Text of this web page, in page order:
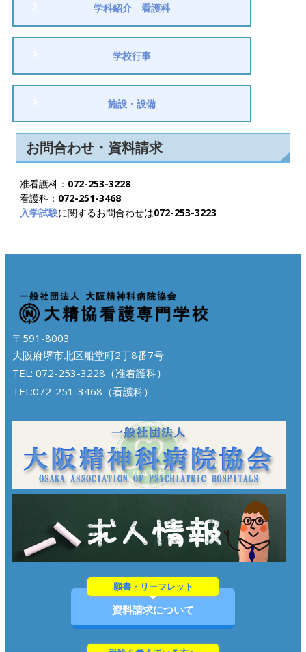
学科紹介 看護科
学校行事
施設・設備
お問合わせ・資料請求
准看護科： 072-253-3228
看護科： 072-251-3468
入学試験に関するお問合わせは072-253-3223
〒591-8003
大阪府堺市北区船堂町2丁8番7号
TEL: 072-253-3228（准看護科）
TEL:072-251-3468（看護科）
願書・リーフレット
資料請求について